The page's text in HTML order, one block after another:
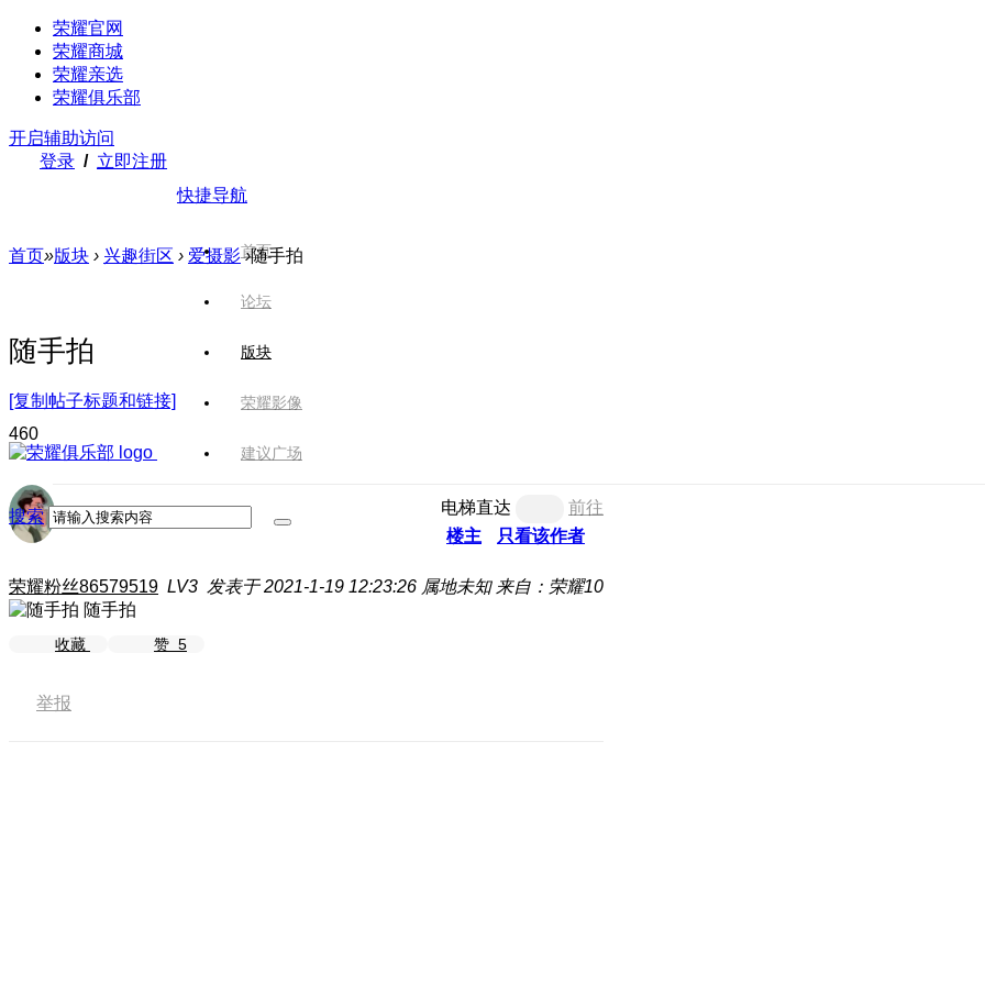
荣耀官网
荣耀商城
荣耀亲选
荣耀俱乐部
开启辅助访问
登录 / 立即注册
快捷导航
首页
论坛
版块
荣耀影像
建议广场
搜索
首页»版块 › 兴趣街区 › 爱摄影 ›随手拍
随手拍
[复制帖子标题和链接]
460
电梯直达
前往
楼主
只看该作者
荣耀粉丝86579519 LV3 发表于 2021-1-19 12:23:26 属地未知 来自：荣耀10
随手拍
收藏 赞 5
举报